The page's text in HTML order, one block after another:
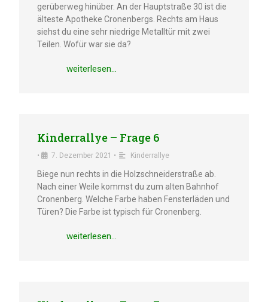
ger­über­weg hinüber. An der Haupt­stra­ße 30 ist die
ältes­te Apothe­ke Cronen­bergs. Rechts am Haus
siehst du eine sehr niedri­ge Metall­tür mit zwei
Teilen. Wofür war sie da?
weiter­le­sen…
Kinder­ral­lye – Frage 6
• 7. Dezem­ber 2021 • Kinder­ral­lye
Biege nun rechts in die Holzschnei­der­stra­ße ab.
Nach einer Weile kommst du zum alten Bahnhof
Cronen­berg. Welche Farbe haben Fenster­lä­den und
Türen? Die Farbe ist typisch für Cronenberg.
weiter­le­sen…